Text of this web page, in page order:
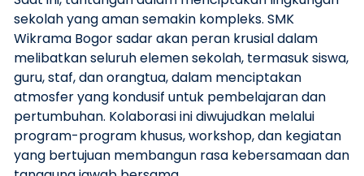
sekolah yang aman semakin kompleks. SMK
Wikrama Bogor sadar akan peran krusial dalam
melibatkan seluruh elemen sekolah, termasuk siswa,
guru, staf, dan orangtua, dalam menciptakan
atmosfer yang kondusif untuk pembelajaran dan
pertumbuhan. Kolaborasi ini diwujudkan melalui
program-program khusus, workshop, dan kegiatan
yang bertujuan membangun rasa kebersamaan dan